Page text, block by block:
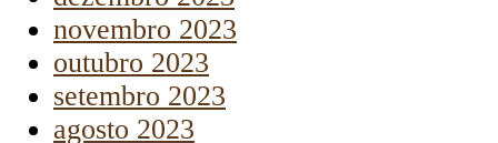
novembro 2023
outubro 2023
setembro 2023
agosto 2023